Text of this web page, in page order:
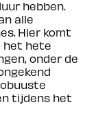
hebben.
alle
Hier komt
het hete
onder de
tijdens het